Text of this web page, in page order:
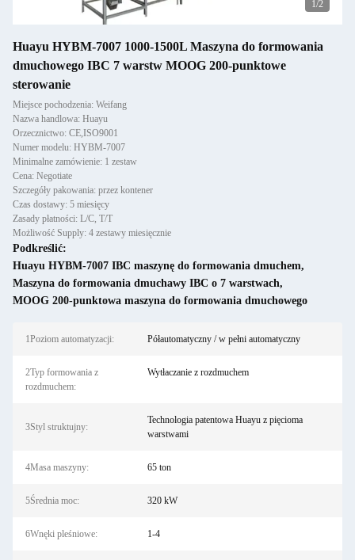
1/2
Huayu HYBM-7007 1000-1500L Maszyna do formowania
dmuchowego IBC 7 warstw MOOG 200-punktowe
sterowanie
Miejsce pochodzenia: Weifang
Nazwa handlowa: Huayu
Orzecznictwo: CE,ISO9001
Numer modelu: HYBM-7007
Minimalne zamówienie: 1 zestaw
Cena: Negotiate
Szczegóły pakowania: przez kontener
Czas dostawy: 5 miesięcy
Zasady płatności: L/C, T/T
Możliwość Supply: 4 zestawy miesięcznie
Podkreślić:
Huayu HYBM-7007 IBC maszynę do formowania dmuchem,
Maszyna do formowania dmuchawy IBC o 7 warstwach,
MOOG 200-punktowa maszyna do formowania dmuchowego
1Poziom automatyzacji: Półautomatyczny / w pełni automatyczny
2Typ formowania z
rozdmuchem:
Wytłaczanie z rozdmuchem
3Styl struktujny:
Technologia patentowa Huayu z pięcioma
warstwami
4Masa maszyny: 65 ton
5Średnia moc: 320 kW
6Wnęki pleśniowe: 1-4